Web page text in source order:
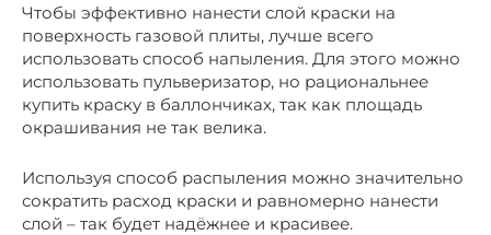
Чтобы эффективно нанести слой краски на
поверхность газовой плиты, лучше всего
использовать способ напыления. Для этого можно
использовать пульверизатор, но рациональнее
купить краску в баллончиках, так как площадь
окрашивания не так велика.
Используя способ распыления можно значительно
сократить расход краски и равномерно нанести
слой – так будет надёжнее и красивее.